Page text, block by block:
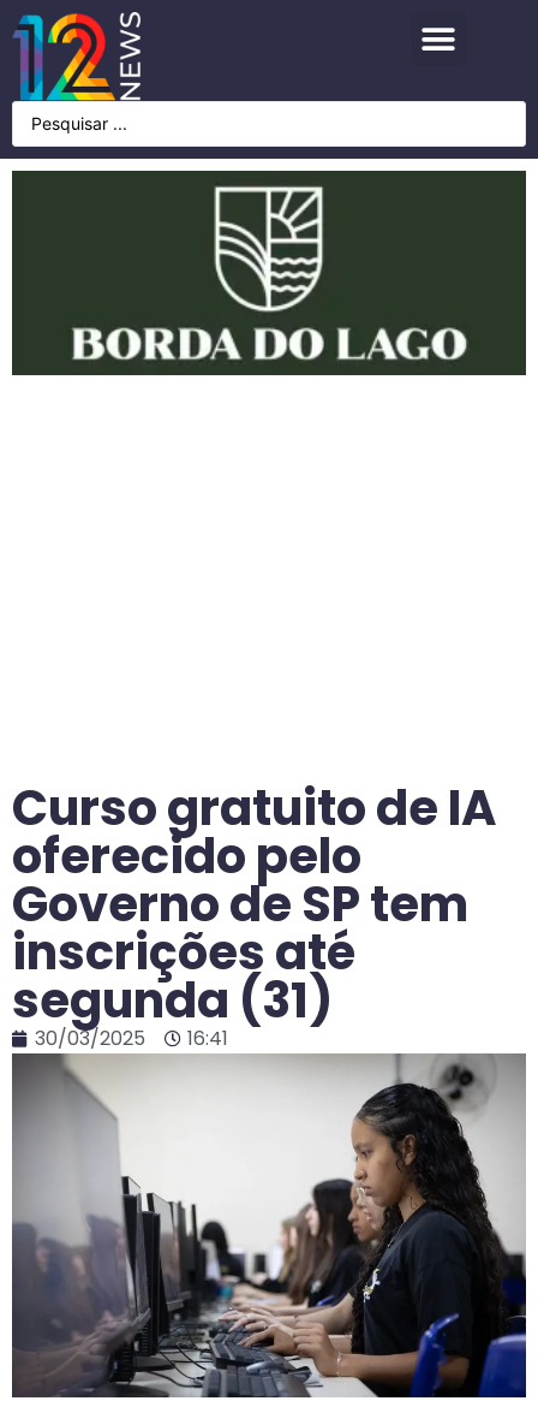
Curso gratuito de IA
oferecido pelo
Governo de SP tem
inscrições até
segunda (31)
30/03/2025 16:41